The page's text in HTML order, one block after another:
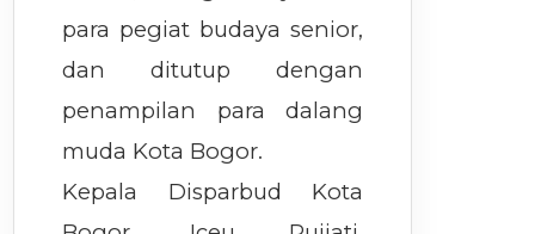
para pegiat budaya senior,
dan ditutup dengan
penampilan para dalang
muda Kota Bogor.
Kepala Disparbud Kota